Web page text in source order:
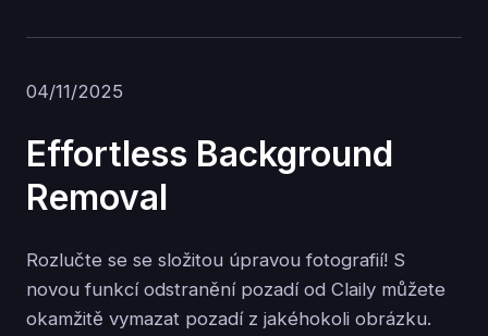
04/11/2025
Effortless Background
Removal
Rozlučte se se složitou úpravou fotografií! S
novou funkcí odstranění pozadí od Claily můžete
okamžitě vymazat pozadí z jakéhokoli obrázku.